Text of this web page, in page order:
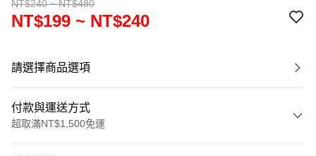
NT$240 ~ NT$480
NT$199 ~ NT$240
請選擇商品選項
付款與運送方式
超取滿NT$1,500免運